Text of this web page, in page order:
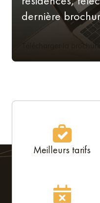
dernière
Meilleurs tarifs